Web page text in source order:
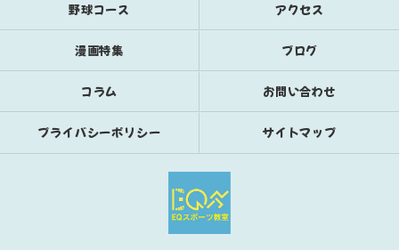
野球コース アクセス
漫画特集 ブログ
コラム お問い合わせ
プライバシーポリシー サイトマップ